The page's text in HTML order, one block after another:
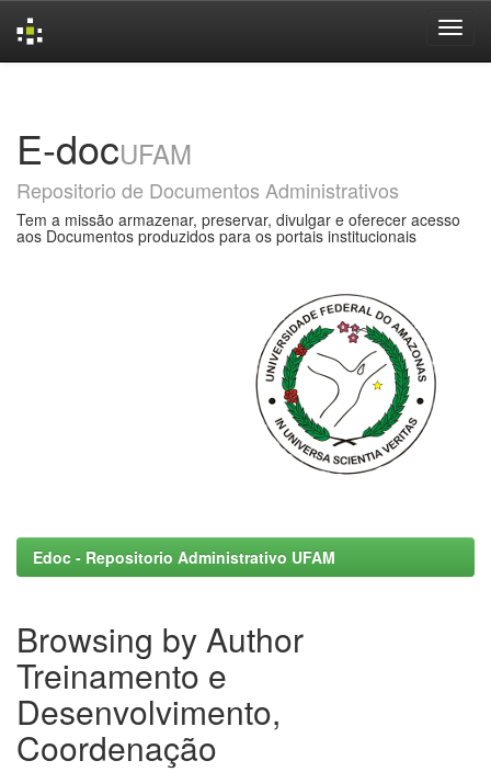
E-docUFAM
Repositorio de Documentos Administrativos
Tem a missão armazenar, preservar, divulgar e oferecer acesso
aos Documentos produzidos para os portais institucionais
Edoc - Repositorio Administrativo UFAM
Browsing by Author
Treinamento e
Desenvolvimento,
Coordenação